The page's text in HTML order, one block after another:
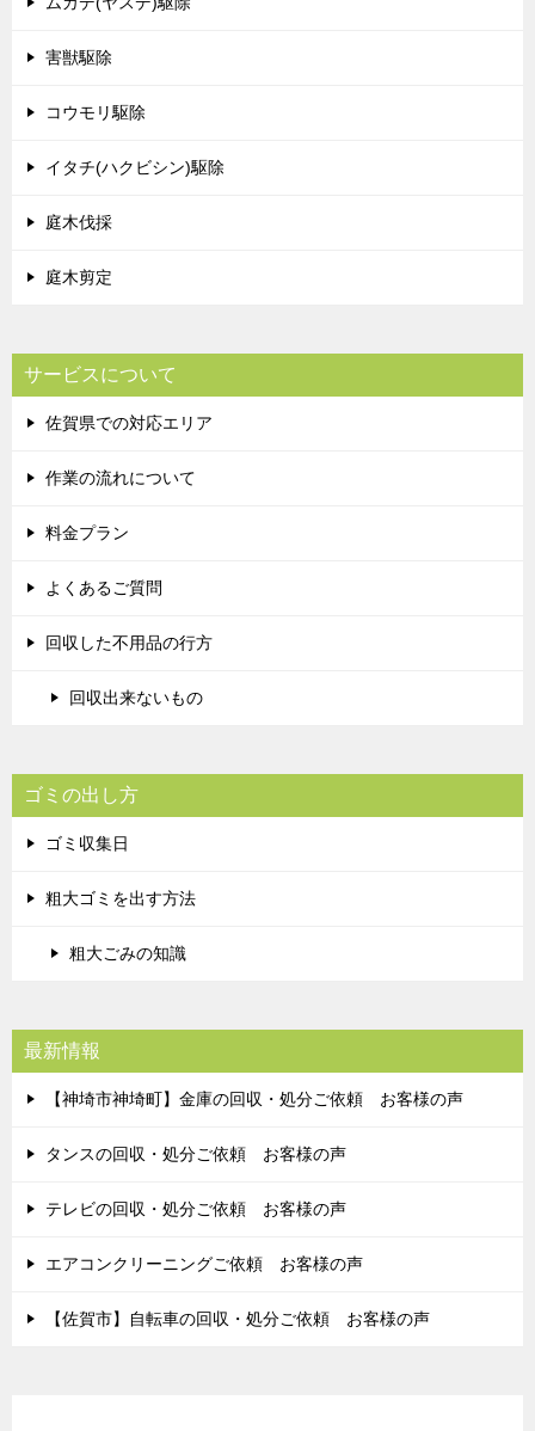
害獣駆除
コウモリ駆除
イタチ(ハクビシン)駆除
庭木伐採
庭木剪定
サービスについて
佐賀県での対応エリア
作業の流れについて
料金プラン
よくあるご質問
回収した不用品の行方
回収出来ないもの
ゴミの出し方
ゴミ収集日
粗大ゴミを出す方法
粗大ごみの知識
最新情報
【神埼市神埼町】金庫の回収・処分ご依頼 お客様の声
タンスの回収・処分ご依頼 お客様の声
テレビの回収・処分ご依頼 お客様の声
エアコンクリーニングご依頼 お客様の声
【佐賀市】自転車の回収・処分ご依頼 お客様の声